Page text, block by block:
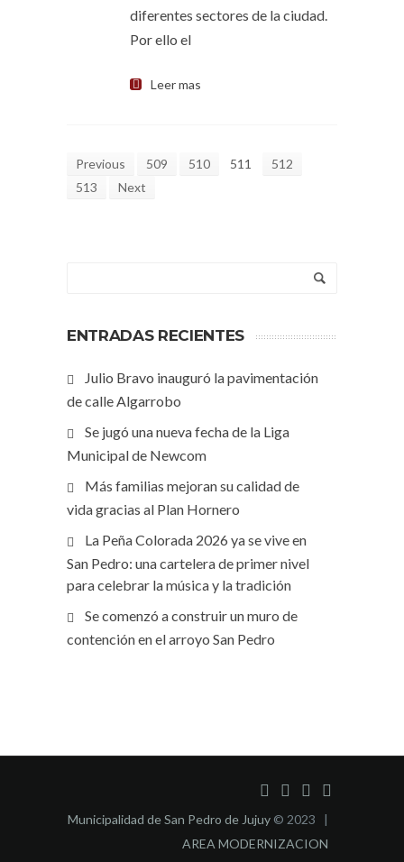
diferentes sectores de la ciudad.
Por ello el
Leer mas
Previous 509 510 511
512
513
Next
ENTRADAS RECIENTES
Julio Bravo inauguró la pavimentación
de calle Algarrobo
Se jugó una nueva fecha de la Liga
Municipal de Newcom
Más familias mejoran su calidad de
vida gracias al Plan Hornero
La Peña Colorada 2026 ya se vive en
San Pedro: una cartelera de primer nivel
para celebrar la música y la tradición
Se comenzó a construir un muro de
contención en el arroyo San Pedro
Municipalidad de San Pedro de Jujuy © 2023 |
AREA MODERNIZACION